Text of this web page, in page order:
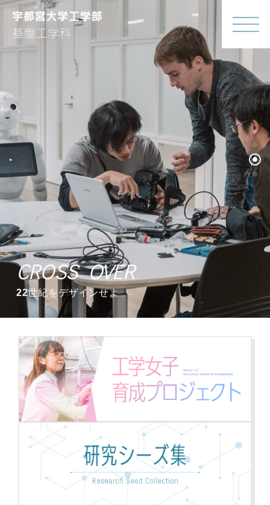
CROSS OVER
22世紀をデザインせよ
CROSS OVER
22世紀をデザインせよ
CROSS OVER
22世紀をデザインせよ
CROSS OVER
22世紀をデザインせよ
CROSS OVER
22世紀をデザインせよ
CROSS OVER
22世紀をデザインせよ
CROSS OVER
22世紀をデザインせよ